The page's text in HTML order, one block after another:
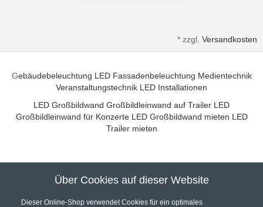
* zzgl. Versandkosten
Gebäudebeleuchtung LED Fassadenbeleuchtung Medientechnik
Veranstaltungstechnik LED Installationen
LED Großbildwand Großbildleinwand auf Trailer LED
Großbildleinwand für Konzerte LED Großbildwand mieten LED
Trailer mieten
Über Cookies auf dieser Website
Dieser Online-Shop verwendet Cookies für ein optimales